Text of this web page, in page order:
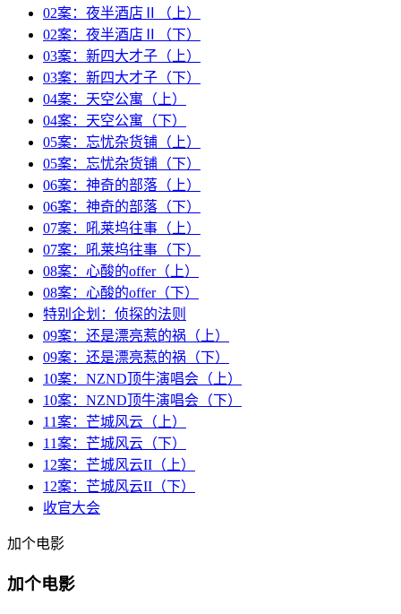
02案：夜半酒店Ⅱ（上）
02案：夜半酒店Ⅱ（下）
03案：新四大才子（上）
03案：新四大才子（下）
04案：天空公寓（上）
04案：天空公寓（下）
05案：忘忧杂货铺（上）
05案：忘忧杂货铺（下）
06案：神奇的部落（上）
06案：神奇的部落（下）
07案：吼莱坞往事（上）
07案：吼莱坞往事（下）
08案：心酸的offer（上）
08案：心酸的offer（下）
特别企划：侦探的法则
09案：还是漂亮惹的祸（上）
09案：还是漂亮惹的祸（下）
10案：NZND顶牛演唱会（上）
10案：NZND顶牛演唱会（下）
11案：芒城风云（上）
11案：芒城风云（下）
12案：芒城风云II（上）
12案：芒城风云II（下）
收官大会
加个电影
加个电影